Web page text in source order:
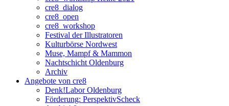
cre8_dialog
cre8_open
cre8_workshop
Festival der Illustratoren
Kulturbörse Nordwest
Muse, Mampf & Mammon
Nachtschicht Oldenburg
Archiv
Angebote von cre8
Denk!Labor Oldenburg
Förderung: PerspektivScheck